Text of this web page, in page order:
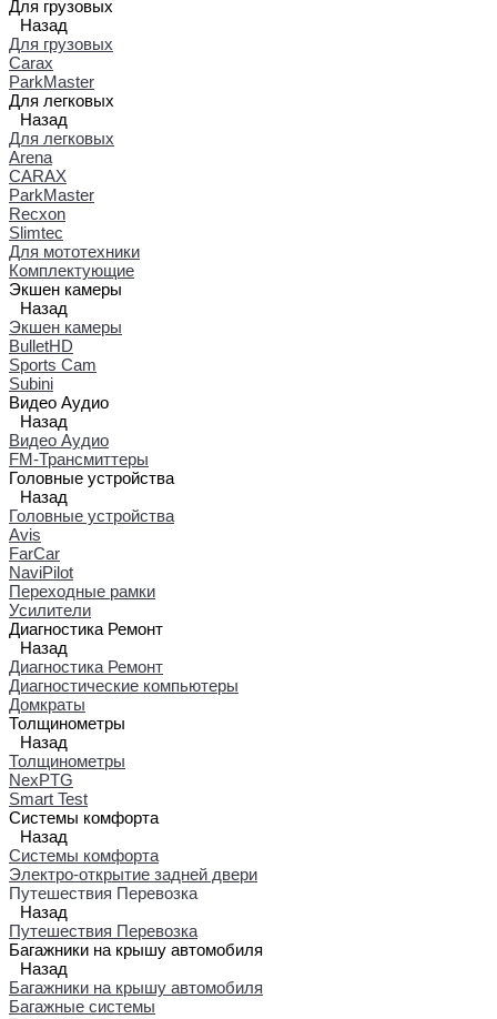
Для грузовых
Назад
Для грузовых
Carax
ParkMaster
Для легковых
Назад
Для легковых
Arena
CARAX
ParkMaster
Recxon
Slimtec
Для мототехники
Комплектующие
Экшен камеры
Назад
Экшен камеры
BulletHD
Sports Cam
Subini
Видео Аудио
Назад
Видео Аудио
FM-Трансмиттеры
Головные устройства
Назад
Головные устройства
Avis
FarCar
NaviPilot
Переходные рамки
Усилители
Диагностика Ремонт
Назад
Диагностика Ремонт
Диагностические компьютеры
Домкраты
Толщинометры
Назад
Толщинометры
NexPTG
Smart Test
Системы комфорта
Назад
Системы комфорта
Электро-открытие задней двери
Путешествия Перевозка
Назад
Путешествия Перевозка
Багажники на крышу автомобиля
Назад
Багажники на крышу автомобиля
Багажные системы